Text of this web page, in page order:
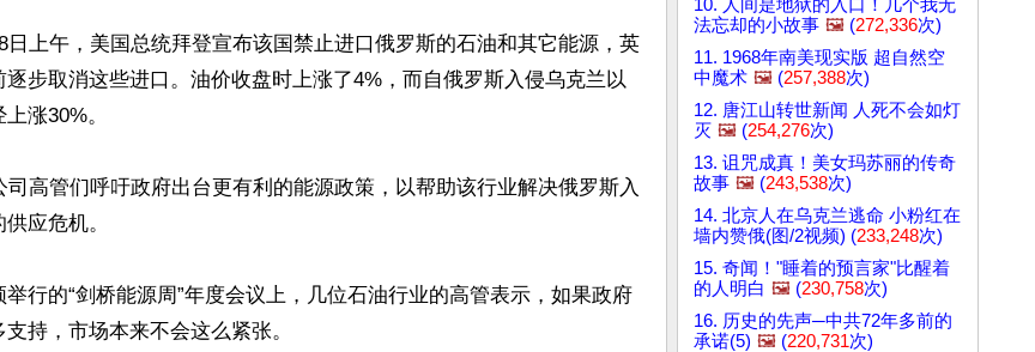
日上午，美国总统拜登宣布该国禁止进口俄罗斯的石油和其它能源，英
逐步取消这些进口。油价收盘时上涨了4%，而自俄罗斯入侵乌克兰以
涨30%。
司高管们呼吁政府出台更有利的能源政策，以帮助该行业解决俄罗斯入
应危机。
行的“剑桥能源周”年度会议上，几位石油行业的高管表示，如果政府
持，市场本来不会这么紧张。
10. 人间是地狱的入口！几个我无
法忘却的小故事 🖼️ (272,336次)
11. 1968年南美现实版 超自然空
中魔术 🖼️ (257,388次)
12. 唐江山转世新闻 人死不会如灯
灭 🖼️ (254,276次)
13. 诅咒成真！美女玛苏丽的传奇
故事 🖼️ (243,538次)
14. 北京人在乌克兰逃命 小粉红在
墙内赞俄(图/2视频) (233,248次)
15. 奇闻！"睡着的预言家"比醒着
的人明白 🖼️ (230,758次)
16. 历史的先声─中共72年多前的
承诺(5) 🖼️ (220,731次)